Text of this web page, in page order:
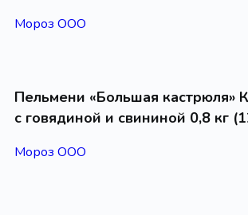
Мороз ООО
Пельмени «Большая кастрюля»
с говядиной и свининой 0,8 кг
Мороз ООО